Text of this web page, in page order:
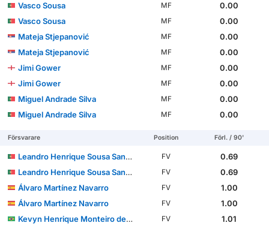
Vasco Sousa
MF
0.00
Vasco Sousa
MF
0.00
Mateja Stjepanović
MF
0.00
Mateja Stjepanović
MF
0.00
Jimi Gower
MF
0.00
Jimi Gower
MF
0.00
Miguel Andrade Silva
MF
0.00
Miguel Andrade Silva
MF 0.00
Försvarare Position Förl. / 90'
Leandro Henrique Sousa Santos FV
0.69
Leandro Henrique Sousa Santos
FV
0.69
Álvaro Martínez Navarro
FV
1.00
Álvaro Martínez Navarro
FV
1.00
Kevyn Henrique Monteiro de Souza
FV
1.01